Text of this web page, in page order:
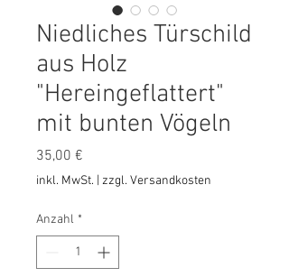
Niedliches Türschild
aus Holz
"Hereingeflattert"
mit bunten Vögeln
35,00 €
inkl. MwSt. | zzgl. Versandkosten
Anzahl *